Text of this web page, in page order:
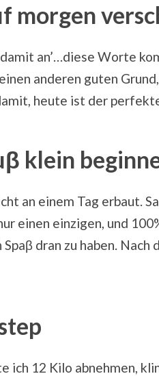
morgen
an’…diese Worte
anderen guten
heute ist der
klein
an einem Tag erbaut.
einen einzigen, und
Spaβ dran zu haben.
ich 12 Kilo abnehmen,